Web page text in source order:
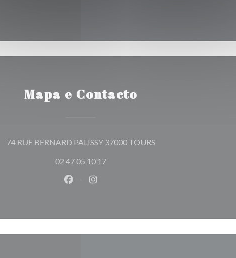
Mapa e Contacto
74 RUE BERNARD PALISSY 37000 TOURS((abre numa nova janela))
02 47 05 10 17
Facebook ((abre numa nova janela))
Instagram ((abre numa nova janela))